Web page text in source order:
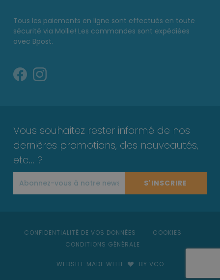
Tous les paiements en ligne sont effectués en toute
sécurité via Mollie! Les commandes sont expédiées
avec Bpost.
Vous souhaitez rester informé de nos
dernières promotions, des nouveautés,
etc... ?
S'INSCRIRE
CONFIDENTIALITÉ DE VOS DONNÉES
COOKIES
CONDITIONS GÉNÉRALE
WEBSITE MADE WITH BY VCO